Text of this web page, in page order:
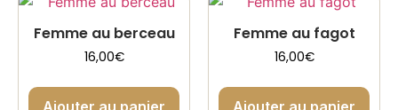
Femme au berceau
16,00€
Femme au fagot
16,00€